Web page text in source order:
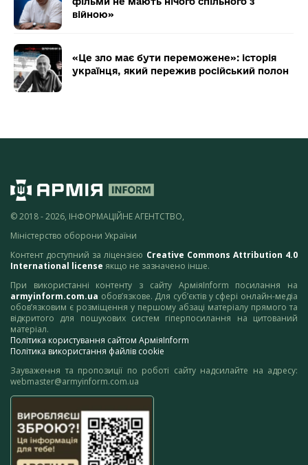
війною»
«Це зло має бути переможене»: історія
українця, який пережив російський полон
© 2018 - 2026, ІНФОРМАЦІЙНЕ АГЕНТСТВО,
Міністерство оборони України
Контент доступний за ліцензією Creative Commons Attribution 4.0
International license якщо не зазначено інше.
При використанні контенту з сайту АрміяInform посилання на
armyinform.com.ua обов’язкове. Для суб’єктів у сфері онлайн-медіа
обов’язковим є розміщення у першому абзаці матеріалу прямого та
відкритого для пошукових систем гіперпосилання на цитований
матеріал.
Політика користування сайтом АрміяInform
Політика використання файлів cookie
Зауваження та пропозиції по роботі сайту надсилайте на адресу:
webmaster@armyinform.com.ua